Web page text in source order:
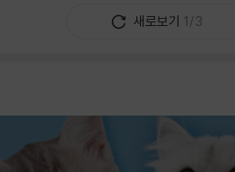
새로보기 1/3